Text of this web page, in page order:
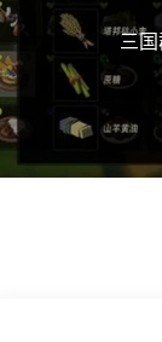
三